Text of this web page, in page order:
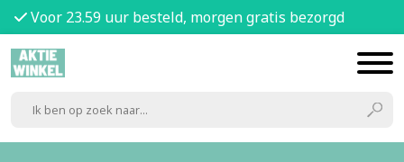
Voor 23.59 uur besteld, morgen gratis bezorgd